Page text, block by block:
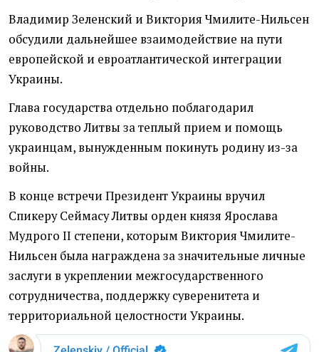
Владимир Зеленский и Виктория Чмилите-Нильсен
обсудили дальнейшее взаимодействие на пути
европейской и евроатлантической интеграции
Украины.
Глава государства отдельно поблагодарил
руководство Литвы за теплый прием и помощь
украинцам, вынужденным покинуть родину из-за
войны.
В конце встречи Президент Украины вручил
Спикеру Сеймасу Литвы орден князя Ярослава
Мудрого ІІ степени, которым Виктория Чмилите-
Нильсен была награждена за значительные личные
заслуги в укреплении межгосударственного
сотрудничества, поддержку суверенитета и
территориальной целостности Украины.